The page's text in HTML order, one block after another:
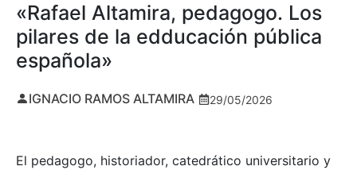
«Rafael Altamira, pedagogo. Los
pilares de la edducación pública
española»
IGNACIO RAMOS ALTAMIRA 29/05/2026
El pedagogo, historiador, catedrático universitario y